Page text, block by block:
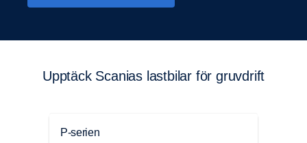
Upptäck Scanias lastbilar för gruvdrift
P-serien